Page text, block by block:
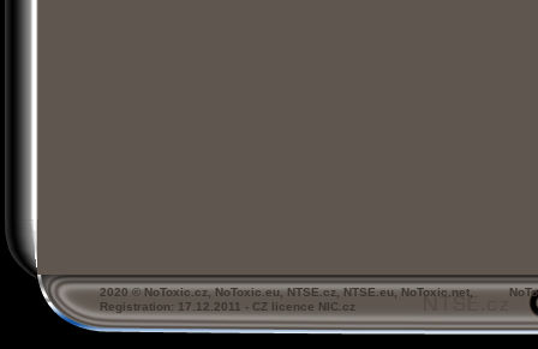
2020 © NoToxic.cz, NoToxic.eu, NTSE.cz, NTSE.eu, NoToxic.net,
Registration: 17.12.2011 - CZ licence NIC.cz